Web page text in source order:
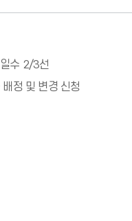
수 2/3선
배정 및 변경 신청